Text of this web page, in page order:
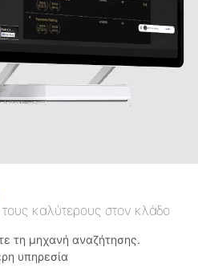
καλύτερους στον κλάδο
τη μηχανή αναζήτησης.
υπηρεσία